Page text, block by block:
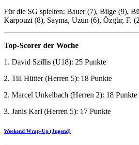
Für die SG spielten: Bauer (7), Bilge (9),
Karpouzi (8), Sayma, Uzun (6), Özgür, F.
Top-Scorer der Woche
1. David Szillis (U18): 25 Punkte
2. Till Hütter (Herren 5): 18 Punkte
2. Marcel Unkelbach (Herren 2): 18 Punkte
3. Janis Karl (Herren 5): 17 Punkte
Weekend Wrap-Up (Jugend)